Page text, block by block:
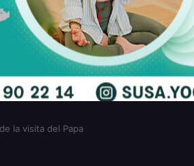
la visita del Papa